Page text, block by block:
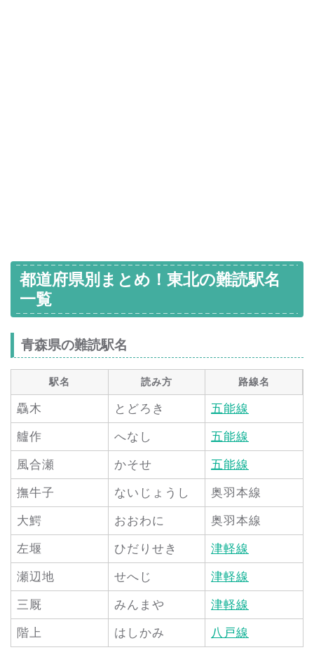
都道府県別まとめ！東北の難読駅名
一覧
青森県の難読駅名
駅名 読み方 路線名
驫木 とどろき 五能線
艫作 へなし 五能線
風合瀬 かそせ 五能線
撫牛子 ないじょうし 奥羽本線
大鰐 おおわに 奥羽本線
左堰 ひだりせき 津軽線
瀬辺地 せへじ 津軽線
三厩 みんまや 津軽線
階上 はしかみ 八戸線